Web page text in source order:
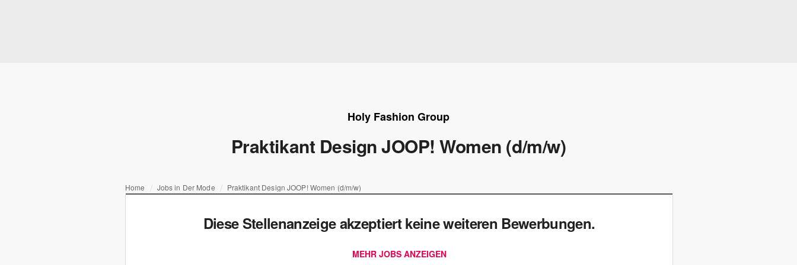
Holy Fashion Group
Praktikant Design JOOP! Women (d/m/w)
Home Jobs in Der Mode Praktikant Design JOOP! Women (d/m/w)
Diese Stellenanzeige akzeptiert keine weiteren Bewerbungen.
MEHR JOBS ANZEIGEN